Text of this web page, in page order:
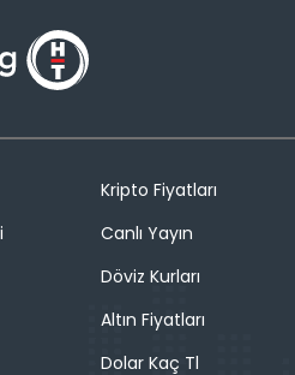
Kripto Fiyatları
Canlı Yayın
Döviz Kurları
Altın Fiyatları
Dolar Kaç Tl